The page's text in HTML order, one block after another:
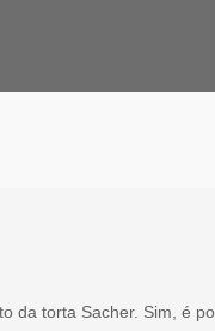
da torta Sacher. Sim, é